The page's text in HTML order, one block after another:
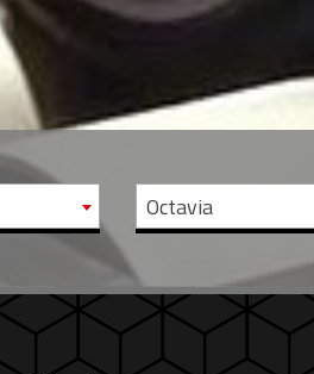
Octavia